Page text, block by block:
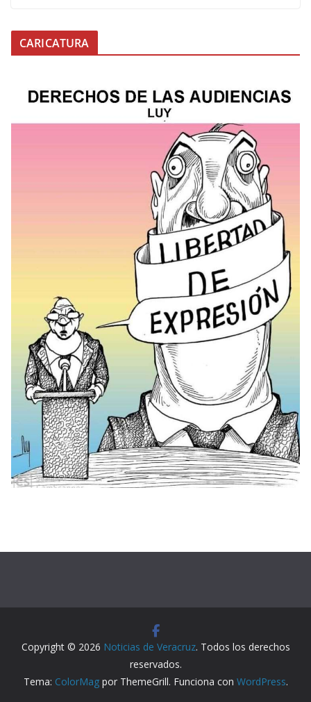
CARICATURA
Copyright © 2026 Noticias de Veracruz. Todos los derechos
reservados.
Tema: ColorMagpor ThemeGrill. Funciona con WordPress.